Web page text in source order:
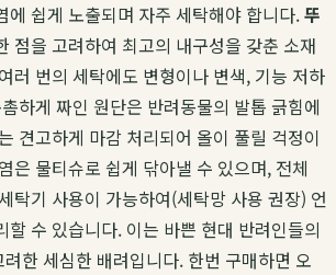
에 쉽게 노출되며 자주 세탁해야 합니다.뚜
점을 고려하여 최고의 내구성을 갖춘 소재
러 번의 세탁에도 변형이나 변색, 기능 저하
하게 짜인 원단은 반려동물의 발톱 긁힘에
견고하게 마감 처리되어 올이 풀릴 걱정이
은 물티슈로 쉽게 닦아낼 수 있으며, 전체
탁기 사용이 가능하여(세탁망 사용 권장) 언
할 수 있습니다. 이는 바쁜 현대 반려인들의
한 세심한 배려입니다. 한번 구매하면 오